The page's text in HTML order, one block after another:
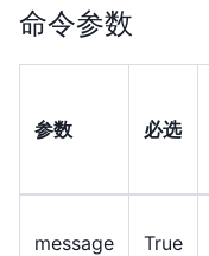
命令参数
参数 必选
message True